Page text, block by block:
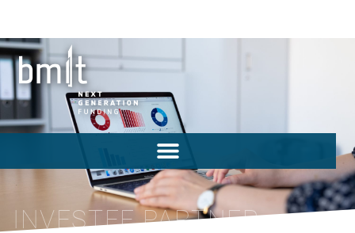
INVESTEE PARTNER